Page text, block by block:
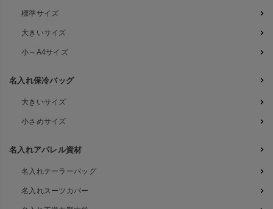
標準サイズ
大きいサイズ
小～A4サイズ
名入れ保冷バッグ
大きいサイズ
小さめサイズ
名入れアパレル資材
名入れテーラーバッグ
名入れスーツカバー